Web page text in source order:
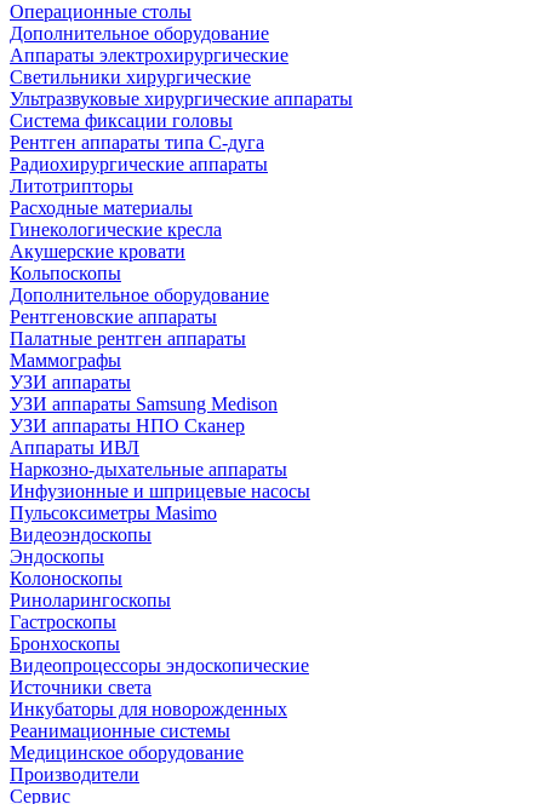
Операционные столы
Дополнительное оборудование
Аппараты электрохирургические
Светильники хирургические
Ультразвуковые хирургические аппараты
Система фиксации головы
Рентген аппараты типа С-дуга
Радиохирургические аппараты
Литотрипторы
Расходные материалы
Гинекологические кресла
Акушерские кровати
Кольпоскопы
Дополнительное оборудование
Рентгеновские аппараты
Палатные рентген аппараты
Маммографы
УЗИ аппараты
УЗИ аппараты Samsung Medison
УЗИ аппараты НПО Сканер
Аппараты ИВЛ
Наркозно-дыхательные аппараты
Инфузионные и шприцевые насосы
Пульсоксиметры Masimo
Видеоэндоскопы
Эндоскопы
Колоноскопы
Риноларингоскопы
Гастроскопы
Бронхоскопы
Видеопроцессоры эндоскопические
Источники света
Инкубаторы для новорожденных
Реанимационные системы
Медицинское оборудование
Производители
Сервис